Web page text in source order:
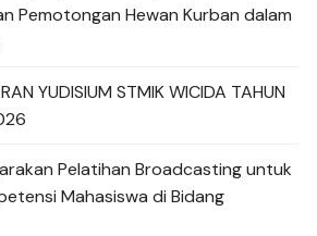
Pemotongan Hewan Kurban dalam
YUDISIUM STMIK WICIDA TAHUN
Pelatihan Broadcasting untuk
Mahasiswa di Bidang